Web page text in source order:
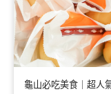
龜山必吃美食｜超人